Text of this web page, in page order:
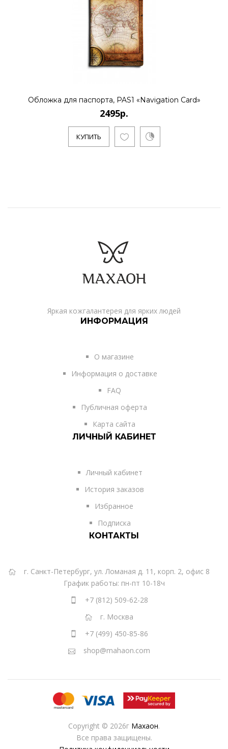
Обложка для паспорта, PAS1 «Navigation Card»
2495р.
КУПИТЬ
Яркая кожгалантерея для ярких людей
ИНФОРМАЦИЯ
О магазине
Информация о доставке
FAQ
Публичная оферта
Карта сайта
ЛИЧНЫЙ КАБИНЕТ
Личный кабинет
История заказов
Избранное
Подписка
КОНТАКТЫ
г. Санкт-Петербург, ул. Ломаная д. 11, корп. 2, офис 8
График работы: пн-пт 10-18ч
+7 (812) 509-62-28
г. Москва
+7 (499) 450-85-86
shop@mahaon.com
Copyright © 2026г Махаон.
Все права защищены.